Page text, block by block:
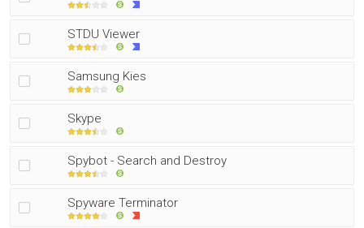
STDU Viewer
Samsung Kies
Skype
Spybot - Search and Destroy
Spyware Terminator